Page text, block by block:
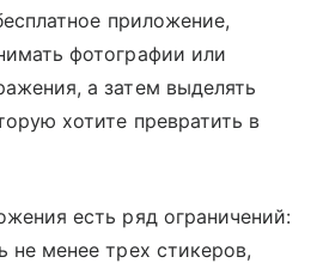
приложение,
фотографии или
а затем выделять
хотите превратить в
есть ряд ограничений:
не менее трех стикеров,